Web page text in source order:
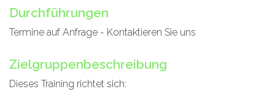
Durchführungen
Termine auf Anfrage - Kontaktieren Sie uns
Zielgruppenbeschreibung
Dieses Training richtet sich: